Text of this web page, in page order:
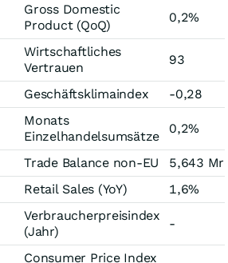
Gross Domestic
Product (QoQ)
0,2%
Wirtschaftliches
Vertrauen
93
Geschäftsklimaindex -0,28
Monats
Einzelhandelsumsätze
0,2%
Trade Balance non-EU
5,643
Retail Sales (YoY) 1,6%
Verbraucherpreisindex
(Jahr)
-
Consumer Price Index